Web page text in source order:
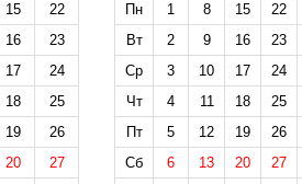
15
22
16
23
17
24
18
25
19
26
20
27
Пн
1 8 15 22
Вт
2 9 16 23
Ср
3 10 17 24
Чт
4 11 18
25
Пт
5 12 19
26
Сб
6 13 20
27